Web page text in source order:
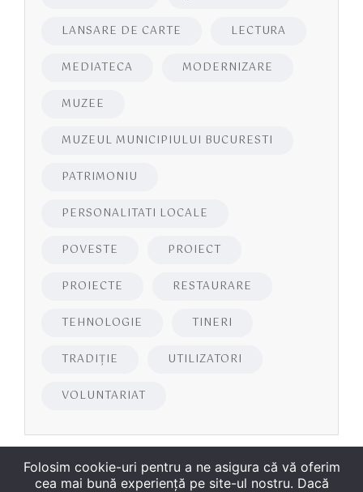
LANSARE DE CARTE LECTURA
MEDIATECA MODERNIZARE
MUZEE
MUZEUL MUNICIPIULUI BUCURESTI
PATRIMONIU
PERSONALITATI LOCALE
POVESTE PROIECT
PROIECTE RESTAURARE
TEHNOLOGIE TINERI
TRADIȚIE UTILIZATORI
VOLUNTARIAT
Folosim cookie-uri pentru a ne asigura că vă oferim
cea mai bună experiență pe site-ul nostru. Dacă